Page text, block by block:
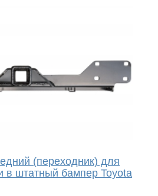
(переходник) для
в штатный бампер Toyota